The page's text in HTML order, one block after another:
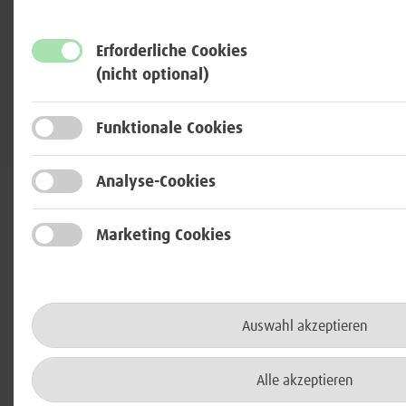
Erforderliche Cookies
(nicht optional)
Funktionale Cookies
Analyse-Cookies
Marketing Cookies
Auswahl akzeptieren
Alle akzeptieren
Zur Übersicht